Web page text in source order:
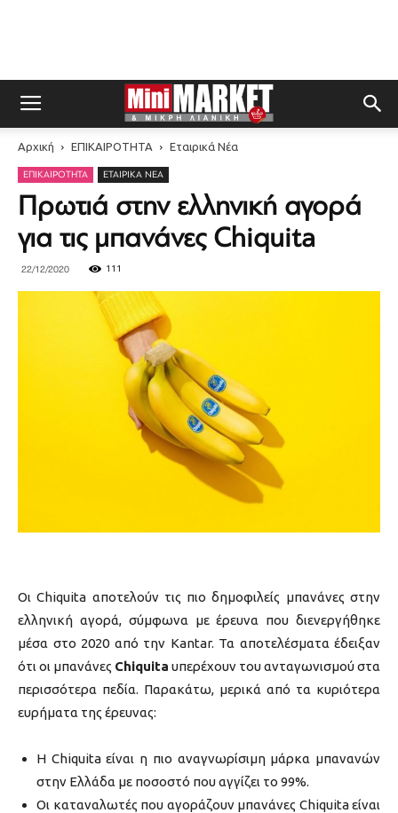
Αρχική ΕΠΙΚΑΙΡΟΤΗΤΑ Εταιρικά Νέα
ΕΠΙΚΑΙΡΟΤΗΤΑ ΕΤΑΙΡΙΚΆ ΝΈΑ
Πρωτιά στην ελληνική αγορά
για τις μπανάνες Chiquita
22/12/2020 111
ΟιChiquita αποτελούν τις πιο δημοφιλείς μπανάνες στην
ελληνική αγορά, σύμφωνα με έρευνα που διενεργήθηκε
μέσα στο 2020 από την Kantar. Τα αποτελέσματα έδειξαν
ότι οι μπανάνες Chiquita υπερέχουν του ανταγωνισμού στα
περισσότερα πεδία. Παρακάτω, μερικά από τα κυριότερα
ευρήματα της έρευνας:
Η Chiquitaείναι η πιο αναγνωρίσιμη μάρκα μπανανών
στην Ελλάδα με ποσοστό που αγγίζει το 99%.
Οι καταναλωτές που αγοράζουν μπανάνες Chiquitaείναι